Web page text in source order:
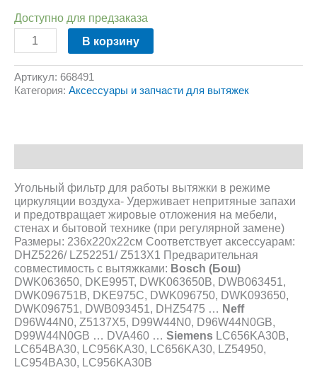
Доступно для предзаказа
В корзину
Артикул: 668491
Категория: Аксессуары и запчасти для вытяжек
Угольный фильтр для работы вытяжки в режиме
циркуляции воздуха- Удерживает непритяные запахи
и предотвращает жировые отложения на мебели,
стенах и бытовой технике (при регулярной замене)
Размеры: 236х220х22см Соответствует аксессуарам:
DHZ5226/ LZ52251/ Z513X1 Предварительная
совместимость с вытяжками: Bosch (Бош)
DWK063650, DKE995T, DWK063650B, DWB063451,
DWK096751B, DKE975C, DWK096750, DWK093650,
DWK096751, DWB093451, DHZ5475 … Neff
D96W44N0, Z5137X5, D99W44N0, D96W44N0GB,
D99W44N0GB … DVA460 … Siemens LC656KA30B,
LC654BA30, LC956KA30, LC656KA30, LZ54950,
LC954BA30, LC956KA30B